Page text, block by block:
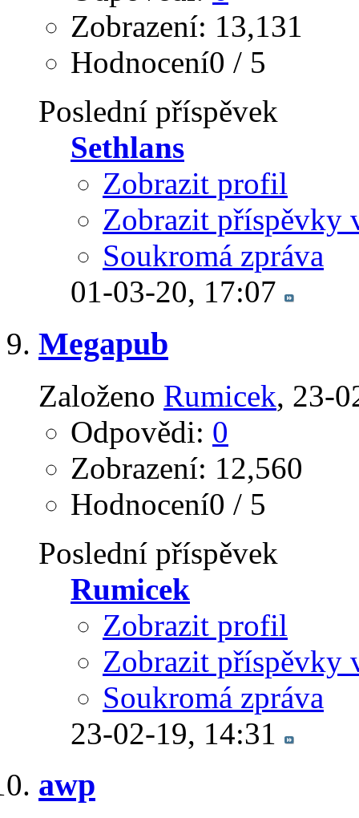
Zobrazení: 13,131
Hodnocení0 / 5
Poslední příspěvek
Sethlans
Zobrazit profil
Zobrazit příspěvky
Soukromá zpráva
01-03-20, 17:07
Megapub
Založeno Rumicek‎, 23-
Odpovědi: 0
Zobrazení: 12,560
Hodnocení0 / 5
Poslední příspěvek
Rumicek
Zobrazit profil
Zobrazit příspěvky
Soukromá zpráva
23-02-19, 14:31
awp